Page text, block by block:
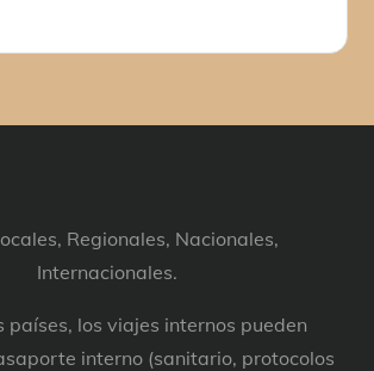
Regionales, Nacionales,
Internacionales.
países, los viajes internos pueden
interno (sanitario, protocolos